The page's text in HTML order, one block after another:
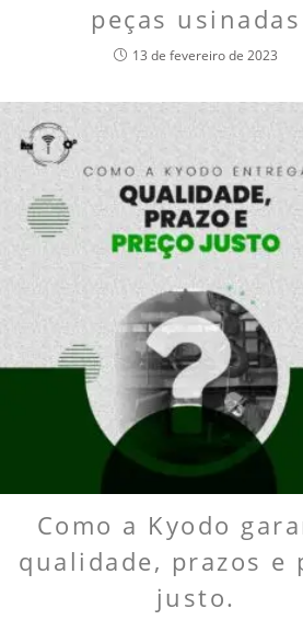
peças usinadas
13 de fevereiro de 2023
Como a Kyodo
qualidade, prazos e
justo.